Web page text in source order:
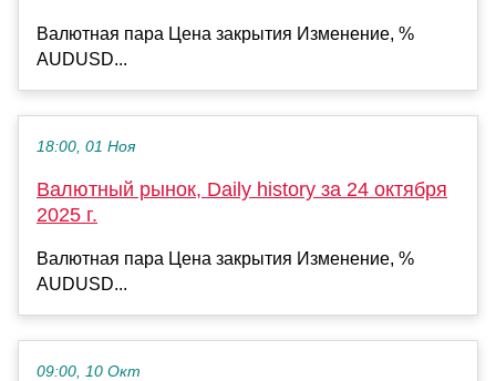
Валютная пара Цена закрытия Изменение, %
AUDUSD...
18:00, 01 Ноя
Валютный рынок, Daily history за 24 октября
2025 г.
Валютная пара Цена закрытия Изменение, %
AUDUSD...
09:00, 10 Окт